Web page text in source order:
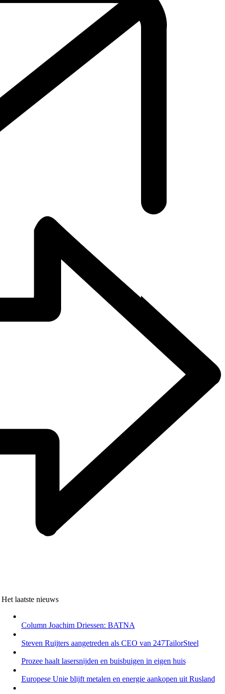
Het laatste nieuws
Column Joachim Driessen: BATNA
Steven Ruijters aangetreden als CEO van 247TailorSteel
Prozee haalt lasersnijden en buisbuigen in eigen huis
Europese Unie blijft metalen en energie aankopen uit Rusland